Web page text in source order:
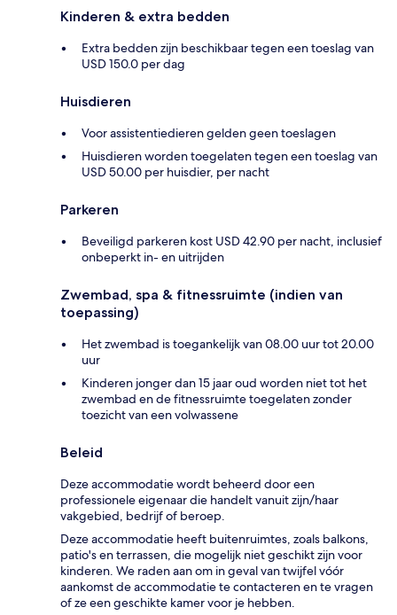
Kinderen & extra bedden
Extra bedden zijn beschikbaar tegen een toeslag van
USD 150.0 per dag
Huisdieren
Voor assistentiedieren gelden geen toeslagen
Huisdieren worden toegelaten tegen een toeslag van
USD 50.00 per huisdier, per nacht
Parkeren
Beveiligd parkeren kost USD 42.90 per nacht, inclusief
onbeperkt in- en uitrijden
Zwembad, spa & fitnessruimte (indien van
toepassing)
Het zwembad is toegankelijk van 08.00 uur tot 20.00
uur
Kinderen jonger dan 15 jaar oud worden niet tot het
zwembad en de fitnessruimte toegelaten zonder
toezicht van een volwassene
Beleid
Deze accommodatie wordt beheerd door een
professionele eigenaar die handelt vanuit zijn/haar
vakgebied, bedrijf of beroep.
Deze accommodatie heeft buitenruimtes, zoals balkons,
patio's en terrassen, die mogelijk niet geschikt zijn voor
kinderen. We raden aan om in geval van twijfel vóór
aankomst de accommodatie te contacteren en te vragen
of ze een geschikte kamer voor je hebben.